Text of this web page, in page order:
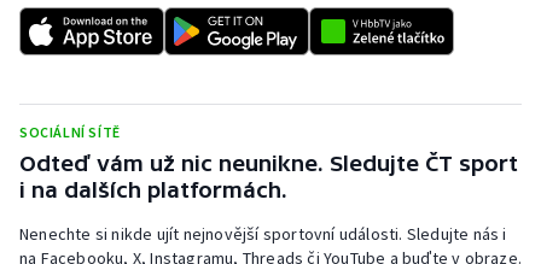
Sportovní střelba
Stolní tenis
Triatlon
Veslování
SOCIÁLNÍ SÍTĚ
Odteď vám už nic neunikne. Sledujte ČT sport
i na dalších platformách.
Nenechte si nikde ujít nejnovější sportovní události. Sledujte nás i
na Facebooku, X, Instagramu, Threads či YouTube a buďte v obraze.